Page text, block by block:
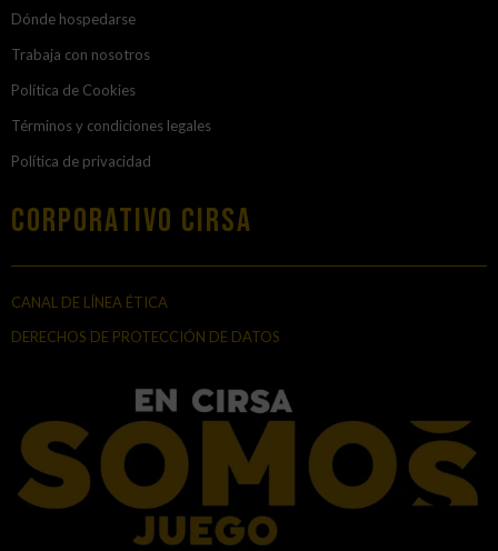
Dónde hospedarse
Trabaja con nosotros
Política de Cookies
Términos y condiciones legales
Política de privacidad
Corporativo Cirsa
CANAL DE LÍNEA ÉTICA
DERECHOS DE PROTECCIÓN DE DATOS